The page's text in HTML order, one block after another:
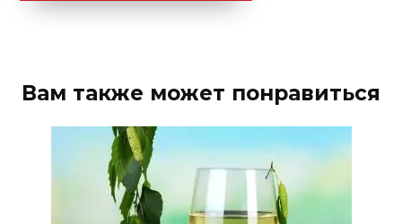
Вам также может понравиться